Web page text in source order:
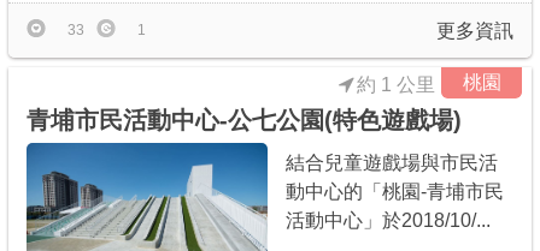
更多資訊
33 1
桃園
青埔市民活動中心-公七公園(特色遊戲場)
約 1 公里
結合兒童遊戲場與市民活
動中心的「桃園-青埔市民
活動中心」於2018/10/...